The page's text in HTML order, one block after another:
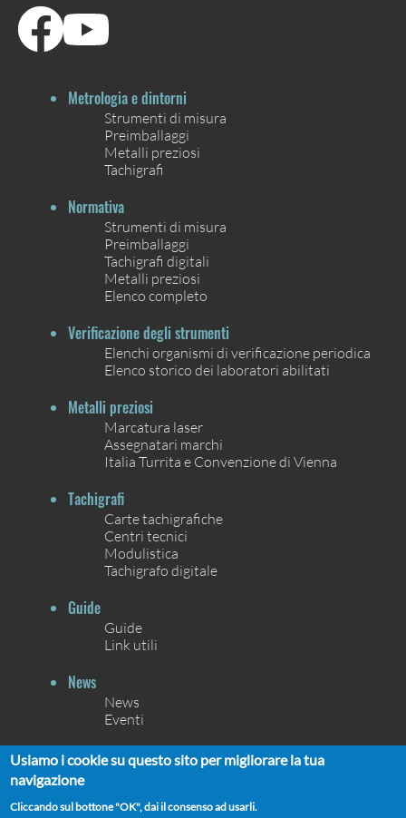
Metrologia e dintorni
Strumenti di misura
Preimballaggi
Metalli preziosi
Tachigrafi
Normativa
Strumenti di misura
Preimballaggi
Tachigrafi digitali
Metalli preziosi
Elenco completo
Verificazione degli strumenti
Elenchi organismi di verificazione periodica
Elenco storico dei laboratori abilitati
Metalli preziosi
Marcatura laser
Assegnatari marchi
Italia Turrita e Convenzione di Vienna
Tachigrafi
Carte tachigrafiche
Centri tecnici
Modulistica
Tachigrafo digitale
Guide
Guide
Link utili
News
News
Eventi
Contatti
Usiamo i cookie su questo sito per migliorare la tua
navigazione
Cliccando sul bottone "OK", dai il consenso ad usarli.